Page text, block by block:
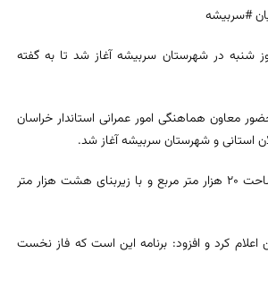
#سربیشه
شنبه در شهرستان سربیشه آغاز شد تا به گفته
معاون هماهنگی امور عمرانی استاندار خراسان
استانی و شهرستان سربیشه آغاز شد.
سرمایه‌گذار این طرح صنعتی گفت: طرح تولید کنسانتره سنگ آهن در زمینی به مساحت ۲۰ هزار متر مربع و با زیربنای هشت هزار متر
تن کنسانتره سنگ آهن اعلام کرد و افزود: برنامه این است که فاز نخست